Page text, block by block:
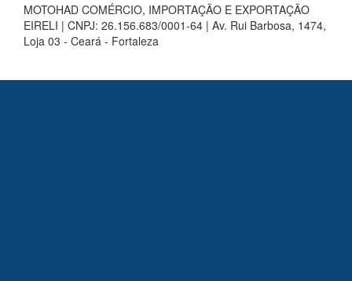
MOTOHAD COMÉRCIO, IMPORTAÇÃO E EXPORTAÇÃO
EIRELI | CNPJ: 26.156.683/0001-64 | Av. Rui Barbosa, 1474,
Loja 03 - Ceará - Fortaleza